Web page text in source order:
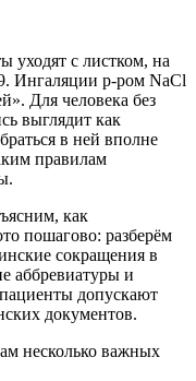
уходят с листком, на
Ингаляции р-ром NaCl
Для человека без
выглядит как
в ней вполне
правилам
как
пошагово: разберём
сокращения в
аббревиатуры и
допускают
документов.
несколько важных